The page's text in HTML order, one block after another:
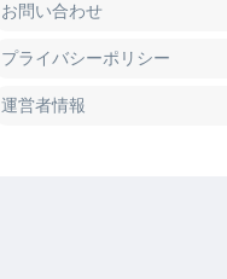
お問い合わせ
プライバシーポリシー
運営者情報